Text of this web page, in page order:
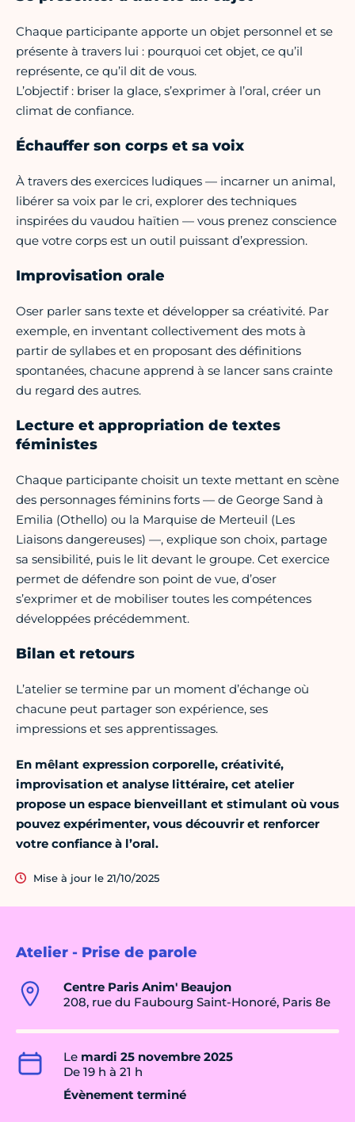
Atelier - Prise de parole
Centre Paris Anim' Beaujon
208, rue du Faubourg Saint-Honoré, Paris 8e
Le mardi 25 novembre 2025
De 19 h à 21 h
Évènement terminé
Chaque participante apporte un objet personnel et se
présente à travers lui : pourquoi cet objet, ce qu’il
représente, ce qu’il dit de vous.
L’objectif : briser la glace, s’exprimer à l’oral, créer un
climat de confiance.
Échauffer son corps et sa voix
À travers des exercices ludiques — incarner un animal,
libérer sa voix par le cri, explorer des techniques
inspirées du vaudou haïtien — vous prenez conscience
que votre corps est un outil puissant d’expression.
Improvisation orale
Oser parler sans texte et développer sa créativité. Par
exemple, en inventant collectivement des mots à
partir de syllabes et en proposant des définitions
spontanées, chacune apprend à se lancer sans crainte
du regard des autres.
Lecture et appropriation de textes
féministes
Chaque participante choisit un texte mettant en scène
des personnages féminins forts — de George Sand à
Emilia (Othello) ou la Marquise de Merteuil (Les
Liaisons dangereuses) —, explique son choix, partage
sa sensibilité, puis le lit devant le groupe. Cet exercice
permet de défendre son point de vue, d’oser
s’exprimer et de mobiliser toutes les compétences
développées précédemment.
Bilan et retours
L’atelier se termine par un moment d’échange où
chacune peut partager son expérience, ses
impressions et ses apprentissages.
En mêlant expression corporelle, créativité,
improvisation et analyse littéraire, cet atelier
propose un espace bienveillant et stimulant où vous
pouvez expérimenter, vous découvrir et renforcer
votre confiance à l’oral.
Mise à jour le 21/10/2025